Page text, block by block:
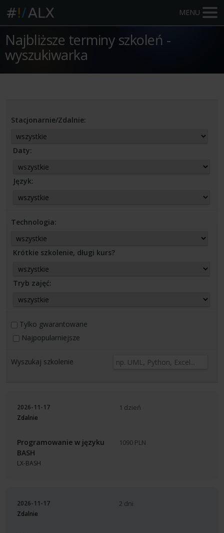
MENU
Najbliższe terminy szkoleń -
wyszukiwarka
Stacjonarnie/Zdalnie:
Daty:
Język:
Technologia:
Krótkie szkolenie, długi kurs?
Tryb zajęć:
Tylko gwarantowane
Najpopularniejsze
Wyszukaj szkolenie
2026-11-17
Zdalnie
Programowanie w języku
BASH
LX-BASH
1 dzień
1090 PLN
2026-11-17
Zdalnie
2 dni